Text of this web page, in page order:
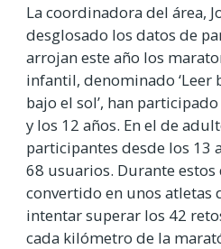
La coordinadora del área,
desglosado los datos de
arrojan este año los
infantil, denominado ‘Leer
bajo el sol’, han
y los 12 años. En el de
participantes desde los 13
68 usuarios. Durante estos
convertido en unos atletas
intentar superar los 42
cada kilómetro de la